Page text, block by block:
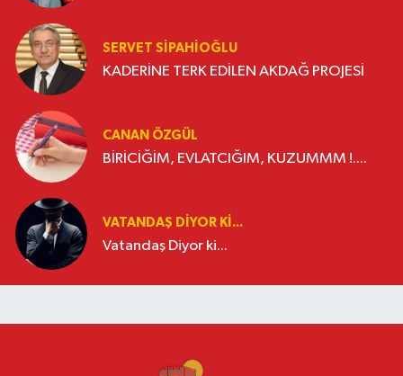
SERVET SİPAHİOĞLU
KADERİNE TERK EDİLEN AKDAĞ PROJESİ
CANAN ÖZGÜL
BİRİCİĞİM, EVLATCIĞIM, KUZUMMM !....
VATANDAŞ DIYOR KI...
Vatandaş Diyor ki...